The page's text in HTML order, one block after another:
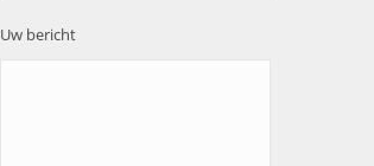
Uw bericht